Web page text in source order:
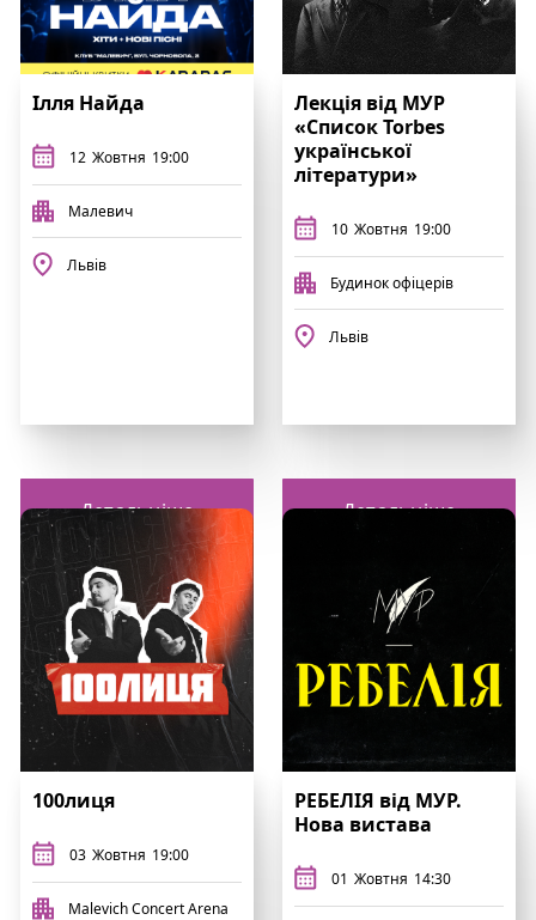
Ілля Найда
12 Жовтня 19:00
Малевич
Львів
Детальніше
Лекція від МУР
«Список Torbes
української
літератури»
10 Жовтня 19:00
Будинок офіцерів
Львів
Детальніше
100лиця
03 Жовтня 19:00
Malevich Concert Arena
РЕБЕЛІЯ від МУР.
Нова вистава
01 Жовтня 14:30